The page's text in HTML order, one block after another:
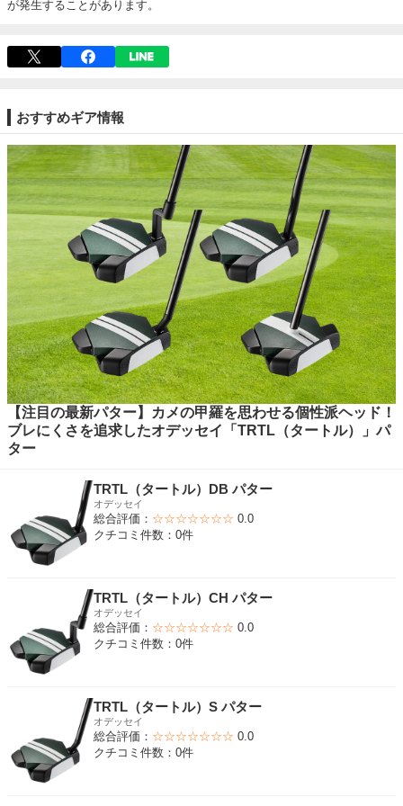
が発生することがあります。
おすすめギア情報
【注目の最新パター】カメの甲羅を思わせる個性派ヘッド！
ブレにくさを追求したオデッセイ「TRTL（タートル）」パ
ター
TRTL（タートル）DB パター
オデッセイ
総合評価： ☆☆☆☆☆☆☆ 0.0
クチコミ件数：0件
TRTL（タートル）CH パター
オデッセイ
総合評価： ☆☆☆☆☆☆☆ 0.0
クチコミ件数：0件
TRTL（タートル）S パター
オデッセイ
総合評価： ☆☆☆☆☆☆☆ 0.0
クチコミ件数：0件